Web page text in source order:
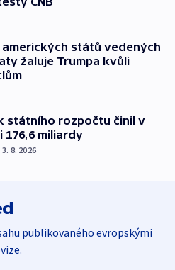
amerických států vedených
žaluje Trumpa kvůli
státního rozpočtu činil v
176,6 miliardy
3. 8. 2026
publikovaného evropskými